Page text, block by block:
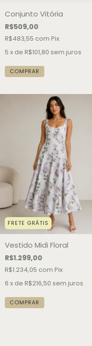
Conjunto Vitória
R$509,00
R$483,55 com Pix
5 x de R$101,80 sem juros
COMPRAR
FRETE GRÁTIS
Vestido Midi Floral
R$1.299,00
R$1.234,05 com Pix
6 x de R$216,50 sem juros
COMPRAR